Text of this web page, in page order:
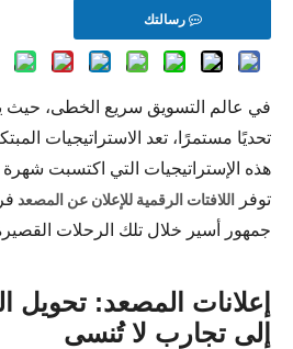
رسالتك
في عالم التسويق سريع الخطى، حيث
تحديًا مستمرًا، تعد الاستراتيجيات
هذه الإستراتيجيات التي اكتسبت
توفر اللافتات الرقمية للإعلان عن المصعد
جمهور أسير خلال تلك الرحلات
إعلانات المصعد: تحويل
إلى تجارب لا تُنسى